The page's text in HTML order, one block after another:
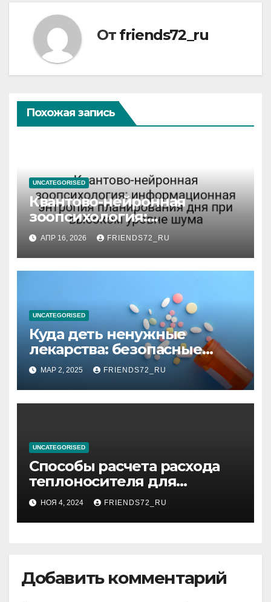
От friends72_ru
Похожая запись
UNCATEGORISED
Квантово-нейронная
зоопсихология:
информационная энтропия
планирования дня при
высоком уровне шума
АПР 16, 2026 FRIENDS72_RU
UNCATEGORISED
Куда деть ненужные
лекарства: безопасные
способы утилизации
МАР 2, 2025 FRIENDS72_RU
UNCATEGORISED
Способы расчета расхода
теплоносителя для
системы отопления
НОЯ 4, 2024 FRIENDS72_RU
Добавить комментарий